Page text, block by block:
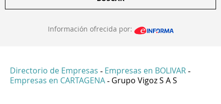
Información ofrecida por:
Directorio de Empresas - Empresas en BOLIVAR -
Empresas en CARTAGENA - Grupo Vigoz S A S